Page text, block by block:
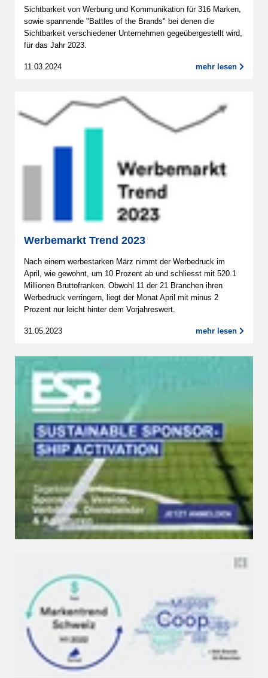
Sichtbarkeit von Werbung und Kommunikation für 316 Marken,
sowie spannende "Battles of the Brands" bei denen die
Sichtbarkeit verschiedener Unternehmen gegeübergestellt wird,
für das Jahr 2023.
11.03.2024 mehr lesen
Werbemarkt Trend 2023
Nach einem werbestarken März nimmt der Werbedruck im
April, wie gewohnt, um 10 Prozent ab und schliesst mit 520.1
Millionen Bruttofranken. Obwohl 11 der 21 Branchen ihren
Werbedruck verringern, liegt der Monat April mit minus 2
Prozent nur leicht hinter dem Vorjahreswert.
31.05.2023 mehr lesen